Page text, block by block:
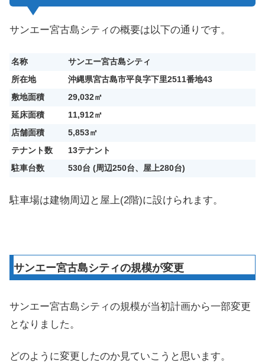
サンエー宮古島シティの概要は以下の通りです。
名称
サンエー宮古島シティ
所在地
沖縄県宮古島市平良字下里2511番地43
敷地面積
29,032㎡
延床面積
11,912㎡
店舗面積
5,853㎡
テナント数
13テナント
駐車台数
530台 (周辺250台、屋上280台)
駐車場は建物周辺と屋上(2階)に設けられます。
サンエー宮古島シティの規模が変更
サンエー宮古島シティの規模が当初計画から一部変更
となりました。
どのように変更したのか見ていこうと思います。